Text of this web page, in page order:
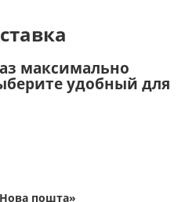
максимально
удобный для
пошта»